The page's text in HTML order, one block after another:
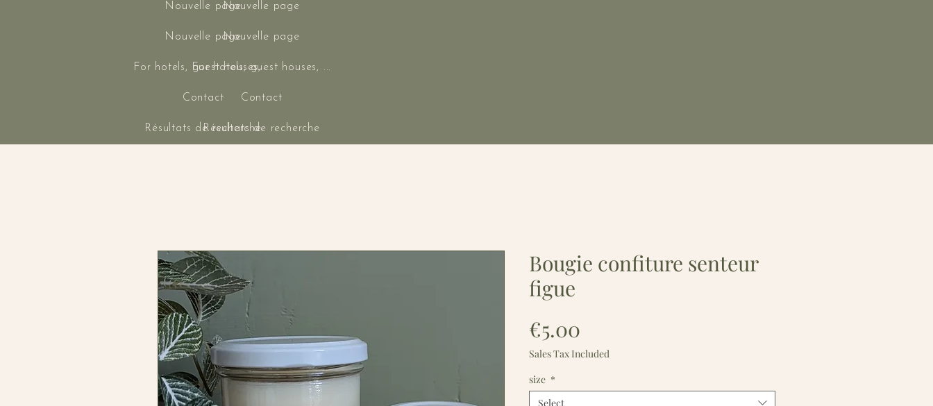
Nouvelle page
Nouvelle page
For hotels, guest houses, ...
Contact
Résultats de recherche
Nouvelle page
Nouvelle page
For hotels, guest houses, ...
Contact
Résultats de recherche
Bougie confiture senteur
figue
€5.00
Sales Tax Included
size *
Select